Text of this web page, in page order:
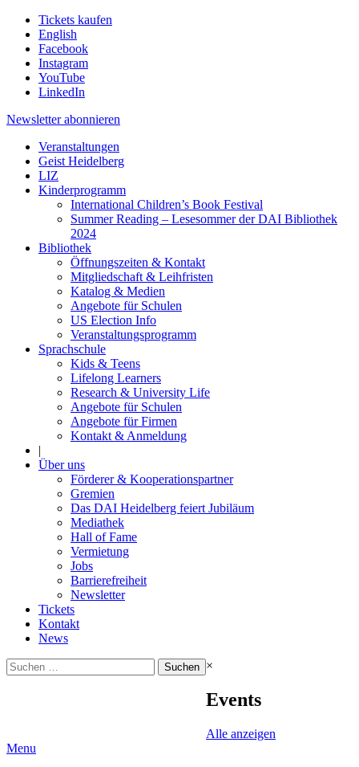
Tickets kaufen
English
Facebook
Instagram
YouTube
LinkedIn
Newsletter abonnieren
Veranstaltungen
Geist Heidelberg
LIZ
Kinderprogramm
International Children’s Book Festival
Summer Reading – Lesesommer der DAI Bibliothek
2024
Bibliothek
Öffnungszeiten & Kontakt
Mitgliedschaft & Leihfristen
Katalog & Medien
Angebote für Schulen
US Election Info
Veranstaltungsprogramm
Sprachschule
Kids & Teens
Lifelong Learners
Research & University Life
Angebote für Schulen
Angebote für Firmen
Kontakt & Anmeldung
|
Über uns
Förderer & Kooperationspartner
Gremien
Das DAI Heidelberg feiert Jubiläum
Mediathek
Hall of Fame
Vermietung
Jobs
Barrierefreiheit
Newsletter
Tickets
Kontakt
News
Suchen
nach:
×
Events
Alle anzeigen
Menu